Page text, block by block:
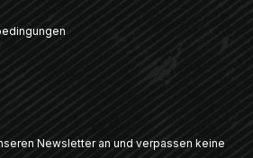
Newsletter an und verpassen keine